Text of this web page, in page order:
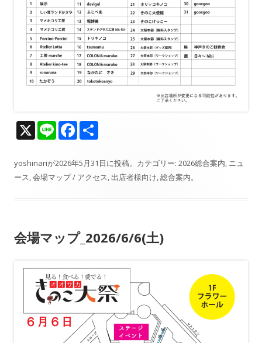
X Li
e
F
e
b
k
yoshinariが2026年5月31日に投稿。カテゴリー: 2026総合案内, ニュ
ース,会場マップ / アクセス,出店者様向け,総合案内。
会場マップ_2026/6/6(土)